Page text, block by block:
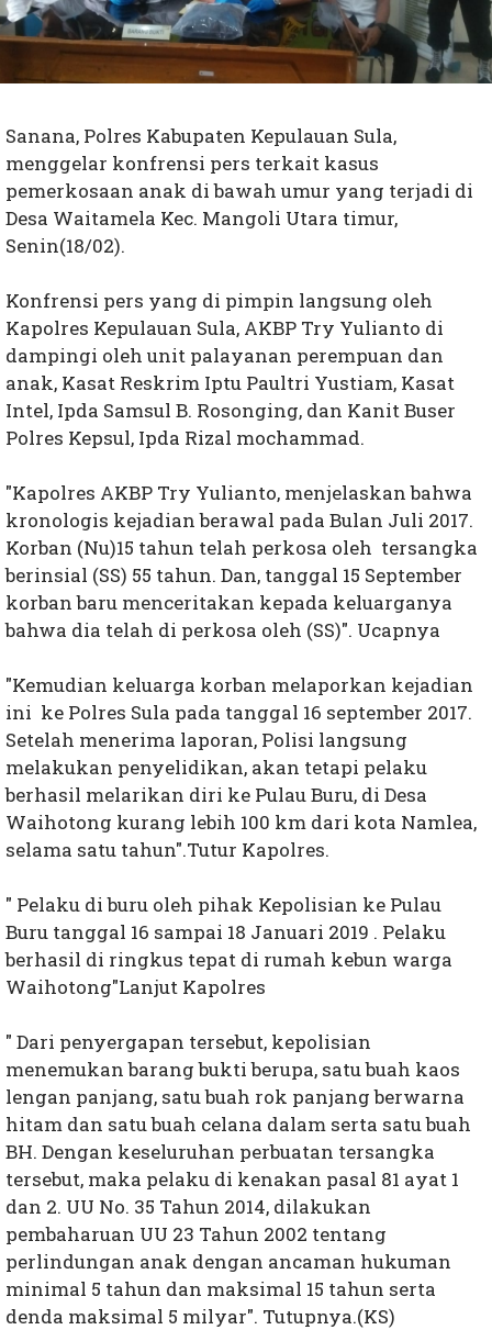
Sanana, Polres Kabupaten Kepulauan Sula,
menggelar konfrensi pers terkait kasus
pemerkosaan anak di bawah umur yang terjadi di
Desa Waitamela Kec. Mangoli Utara timur,
Senin(18/02).
Konfrensi pers yang di pimpin langsung oleh
Kapolres Kepulauan Sula, AKBP Try Yulianto di
dampingi oleh unit palayanan perempuan dan
anak, Kasat Reskrim Iptu Paultri Yustiam, Kasat
Intel, Ipda Samsul B. Rosonging, dan Kanit Buser
Polres Kepsul, Ipda Rizal mochammad.
"Kapolres AKBP Try Yulianto, menjelaskan bahwa
kronologis kejadian berawal pada Bulan Juli 2017.
Korban (Nu)15 tahun telah perkosa oleh tersangka
berinsial (SS) 55 tahun. Dan, tanggal 15 September
korban baru menceritakan kepada keluarganya
bahwa dia telah di perkosa oleh (SS)". Ucapnya
"Kemudian keluarga korban melaporkan kejadian
ini ke Polres Sula pada tanggal 16 september 2017.
Setelah menerima laporan, Polisi langsung
melakukan penyelidikan, akan tetapi pelaku
berhasil melarikan diri ke Pulau Buru, di Desa
Waihotong kurang lebih 100 km dari kota Namlea,
selama satu tahun".Tutur Kapolres.
" Pelaku di buru oleh pihak Kepolisian ke Pulau
Buru tanggal 16 sampai 18 Januari 2019 . Pelaku
berhasil di ringkus tepat di rumah kebun warga
Waihotong"Lanjut Kapolres
" Dari penyergapan tersebut, kepolisian
menemukan barang bukti berupa, satu buah kaos
lengan panjang, satu buah rok panjang berwarna
hitam dan satu buah celana dalam serta satu buah
BH. Dengan keseluruhan perbuatan tersangka
tersebut, maka pelaku di kenakan pasal 81 ayat 1
dan 2. UU No. 35 Tahun 2014, dilakukan
pembaharuan UU 23 Tahun 2002 tentang
perlindungan anak dengan ancaman hukuman
minimal 5 tahun dan maksimal 15 tahun serta
denda maksimal 5 milyar". Tutupnya.(KS)